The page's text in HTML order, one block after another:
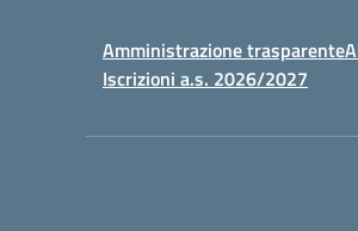
Amministrazione trasparente
Iscrizioni a.s. 2026/2027